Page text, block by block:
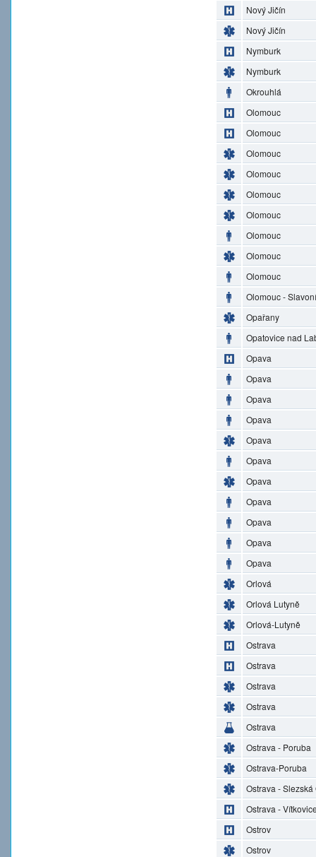
Nový Jičín
Nový Jičín
Nymburk
Nymburk
Okrouhlá
Olomouc
Olomouc
Olomouc
Olomouc
Olomouc
Olomouc
Olomouc
Olomouc
Olomouc
Olomouc -
Opařany
Opatovice nad
Opava
Opava
Opava
Opava
Opava
Opava
Opava
Opava
Opava
Opava
Opava
Orlová
Orlová Lutyně
Orlová-Lutyně
Ostrava
Ostrava
Ostrava
Ostrava
Ostrava
Ostrava - Poruba
Ostrava-Poruba
Ostrava - Slezská
Ostrava -
Ostrov
Ostrov